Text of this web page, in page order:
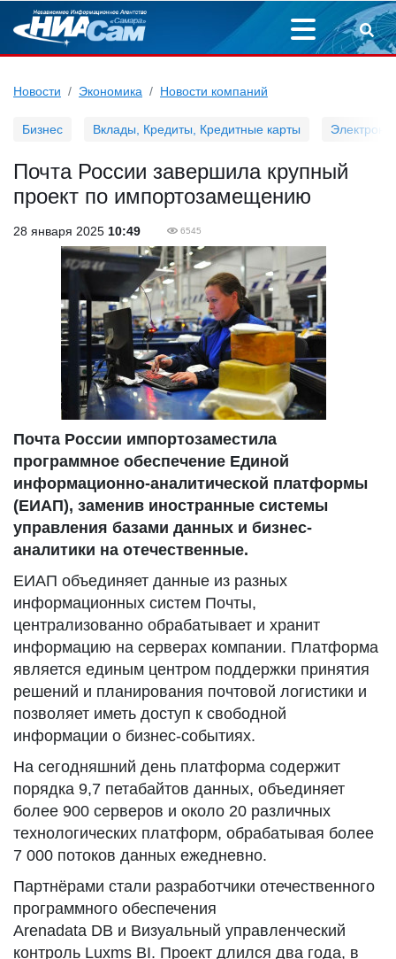
Новости Экономика Новости компаний
Бизнес Вклады, Кредиты, Кредитные карты
Почта России завершила крупный
проект по импортозамещению
28 января 2025 10:49 6545
Почта России импортозаместила
программное обеспечение Единой
информационно-аналитической платформы
(ЕИАП), заменив иностранные системы
управления базами данных и бизнес-
аналитики на отечественные.
ЕИАП объединяет данные из разных
информационных систем Почты,
централизованно обрабатывает и хранит
информацию на серверах компании. Платформа
является единым центром поддержки принятия
решений и планирования почтовой логистики и
позволяет иметь доступ к свободной
информации о бизнес-событиях.
На сегодняшний день платформа содержит
порядка 9,7 петабайтов данных, объединяет
более 900 серверов и около 20 различных
технологических платформ, обрабатывая более
7 000 потоков данных ежедневно.
Партнёрами стали разработчики отечественного
программного обеспечения
Arenadata DB и Визуальный управленческий
контроль Luxms BI. Проект длился два года, в